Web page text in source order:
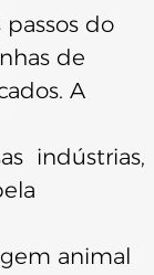
do
de
A
indústrias,
animal